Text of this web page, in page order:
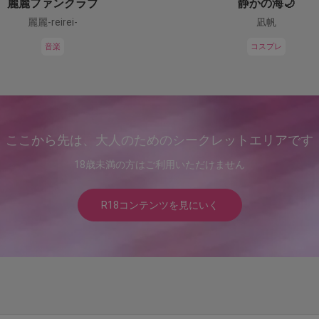
麗麗ファンクラブ
麗麗-reirei-
音楽
静かの海🌙
凪帆
コスプレ
ここから先は、大人のためのシークレットエリアです
18歳未満の方はご利用いただけません
R18コンテンツを見にいく